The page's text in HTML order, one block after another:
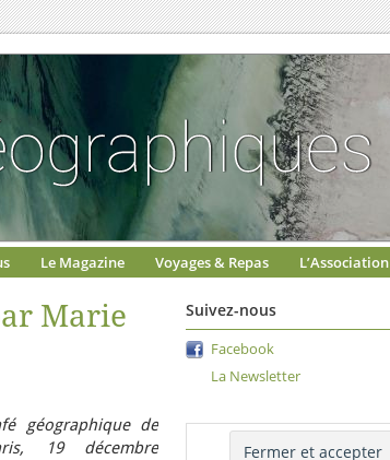
Le Magazine Voyages & Repas L’Association
Marie
géographique de
19 décembre
Suivez-nous
Facebook
La Newsletter